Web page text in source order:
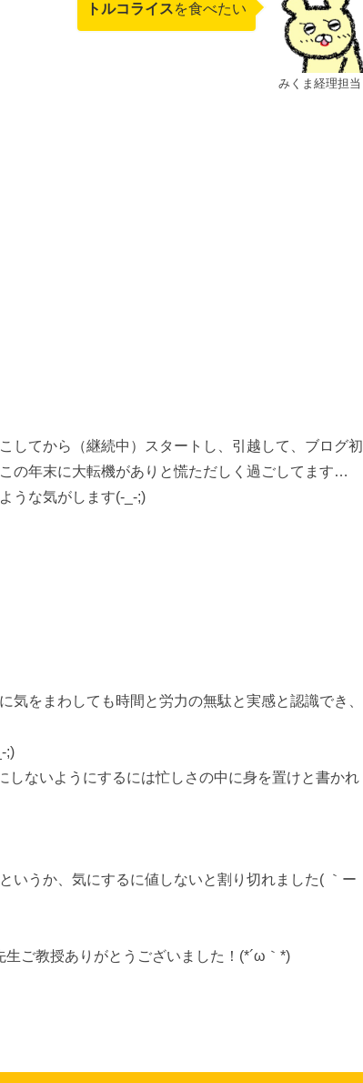
みくま経理担当
トルコライスを食べたい
してから（継続中）スタートし、引越して、ブログ初
の年末に大転機がありと慌ただしく過ごしてます…
うな気がします(-_-;)
をまわしても時間と労力の無駄と実感と認識でき、
;)
ないようにするには忙しさの中に身を置けと書かれ
いうか、気にするに値しないと割り切れました( ｀ー
生ご教授ありがとうございました！(*´ω｀*)